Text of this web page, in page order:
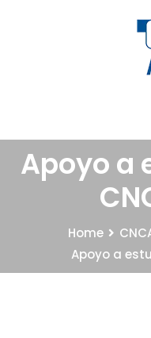
Apoyo a
Home
Apoyo a